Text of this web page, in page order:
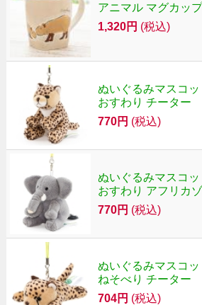
アニマル マグカッ
1,320円 (税込)
ぬいぐるみマスコッ
おすわり チーター
770円 (税込)
ぬいぐるみマスコッ
おすわり アフリカ
770円 (税込)
ぬいぐるみマスコッ
ねそべり チーター
704円 (税込)